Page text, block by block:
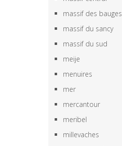
massif des bauges
massif du sancy
massif du sud
meije
menuires
mer
mercantour
meribel
millevaches